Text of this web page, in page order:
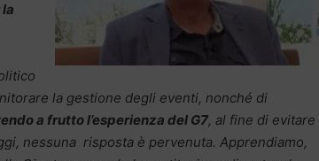
la gestione degli eventi, nonché di
a frutto l’esperienza del G7, al fine di evitare
nessuna risposta è pervenuta. Apprendiamo,